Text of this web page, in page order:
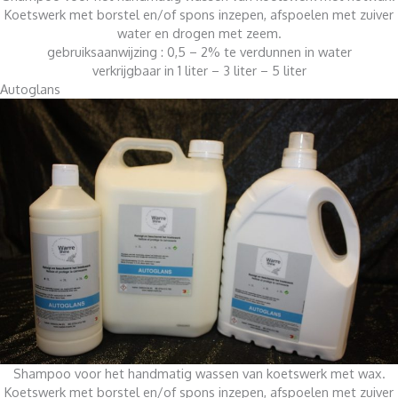
Koetswerk met borstel en/of spons inzepen, afspoelen met zuiver
water en drogen met zeem.
gebruiksaanwijzing : 0,5 – 2% te verdunnen in water
verkrijgbaar in 1 liter – 3 liter – 5 liter
Autoglans
Shampoo voor het handmatig wassen van koetswerk met wax.
Koetswerk met borstel en/of spons inzepen, afspoelen met zuiver